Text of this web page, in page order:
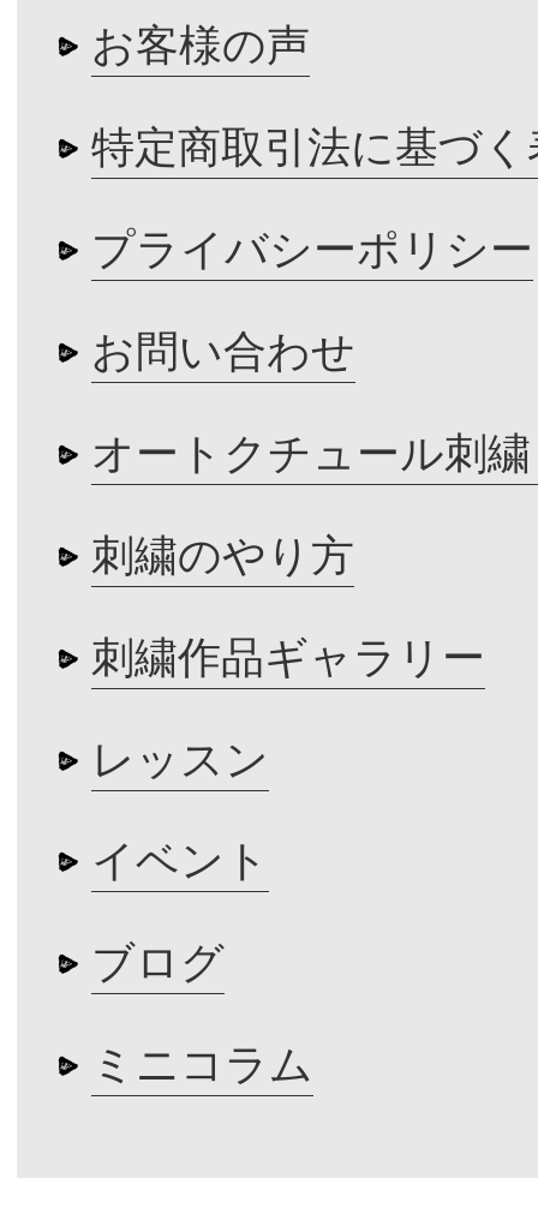
お客様の声
特定商取引法に基づく
プライバシーポリシー
お問い合わせ
オートクチュール刺
刺繍のやり方
刺繍作品ギャラリー
レッスン
イベント
ブログ
ミニコラム